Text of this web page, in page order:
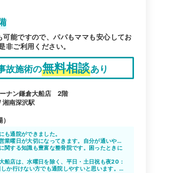
能ですので、パパもママも安心してお
ご利用ください。
故施術の無料相談あり
ナン鎌倉大船店 2階
湘南深沢駅
も通院ができました。
業曜日が大切になってきます。自分が通いやす
先を選んだおかげで、ストレスフリーな通院期
関する知識も豊富な整骨院です。困ったときに
店は、水曜日を除く、平日・土日祝も夜20：
か行けない方でも通院しやすいと思います。祝